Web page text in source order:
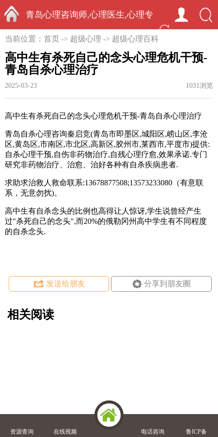
首页
青岛心理咨询师,心理医生,心理专
家-中国心理学家秦启竞
当前位置： 首页 -> 超级心理 -> 超级心理百科
高中生有杀死自己的念头心理危机干预-
青岛自杀心理治疗
2025-03-23 1031浏览
高中生有杀死自己的念头心理危机干预-青岛自杀心理治疗
青岛自杀心理咨询秦启竞(青岛市即墨区,城阳区,崂山区,李沧
区,黄岛区,市南区,市北区,高新区,胶州市,莱西市,平度市)提供:
自杀心理干预,自伤非药物治疗,自残心理疗愈,效果承诺.专门
研究非药物治疗、治愈、治好各种有自杀疾病患者.
求助求治救人救命联系:13678877508;13573233080（有意联
系，无意勿扰)。
高中生有自杀念头的比例也高得让人惊讶,学生说曾经产生
过"杀死自己的念头",而20%的俄勒冈州高中学生有不同程度
的自杀念头.
发送给朋友 分享到朋友圈
相关阅读
资源查询 在线视频 电话咨询 鲁ICP备